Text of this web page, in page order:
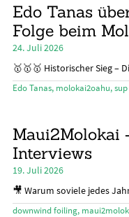
Interviews
Geschichten
Wing und Foil
Ratgeber
Das Magazin
Stand Up Magazin TV
Edo Tanas
Folge beim
24. Juli 2026
🥇🥇🥇 Historischer Sieg –
Edo Tanas, molokai2oahu,
Maui2Molokai
Interviews
19. Juli 2026
🎥 Warum soviele jedes
downwind foiling,